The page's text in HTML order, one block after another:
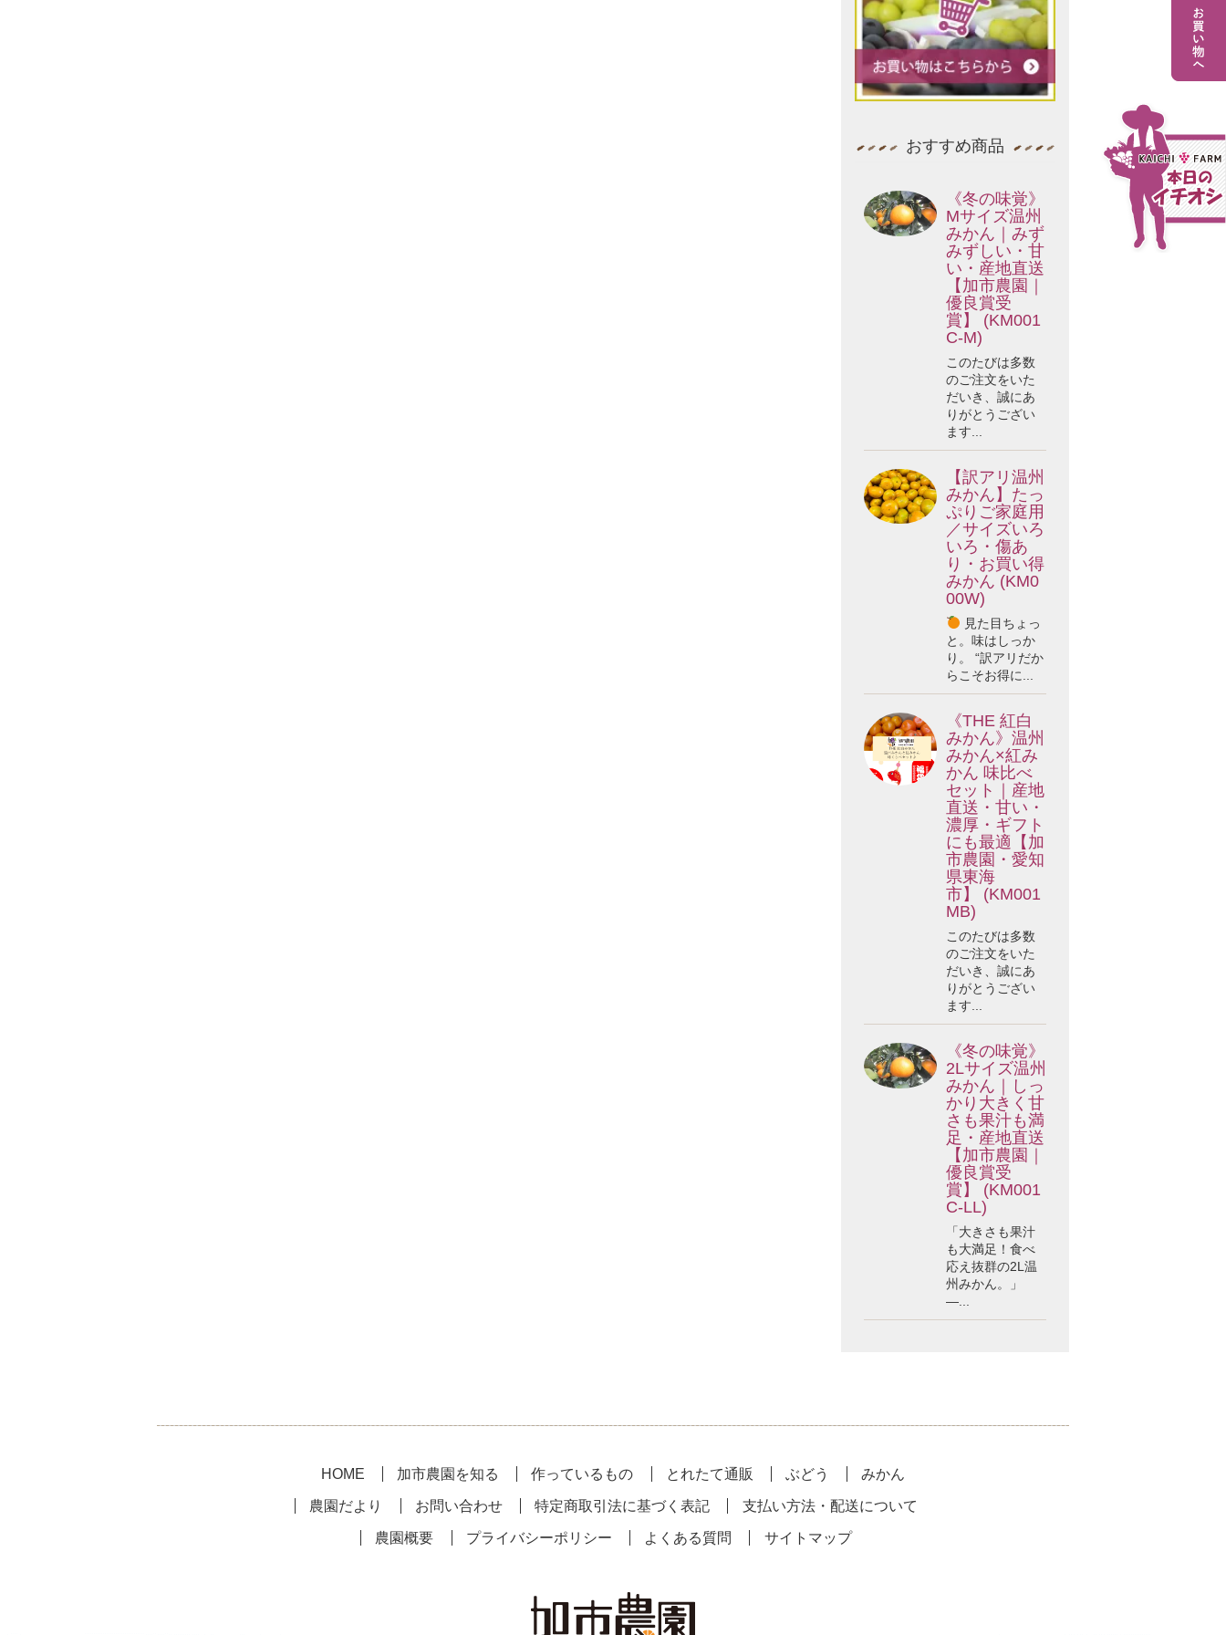
おすすめ商品
《冬の味覚》
Mサイズ温州
みかん｜みず
みずしい・甘
い・産地直送
【加市農園｜
優良賞受
賞】 (KM001
C-M)
このたびは多数
のご注文をいた
だいき、誠にあ
りがとうござい
ます...
【訳アリ温州
みかん】たっ
ぷりご家庭用
／サイズいろ
いろ・傷あ
り・お買い得
みかん (KM0
00W)
見た目ちょっ
と。味はしっか
り。 “訳アリだか
らこそお得に...
《THE 紅白
みかん》温州
みかん×紅み
かん 味比べ
セット｜産地
直送・甘い・
濃厚・ギフト
にも最適【加
市農園・愛知
県東海
市】 (KM001
MB)
このたびは多数
のご注文をいた
だいき、誠にあ
りがとうござい
ます...
《冬の味覚》
2Lサイズ温州
みかん｜しっ
かり大きく甘
さも果汁も満
足・産地直送
【加市農園｜
優良賞受
賞】 (KM001
C-LL)
「大きさも果汁
も大満足！食べ
応え抜群の2L温
州みかん。」
—...
HOME 加市農園を知る 作っているもの とれたて通販 ぶどう みかん
農園だより お問い合わせ 特定商取引法に基づく表記 支払い方法・配送について
農園概要 プライバシーポリシー よくある質問 サイトマップ